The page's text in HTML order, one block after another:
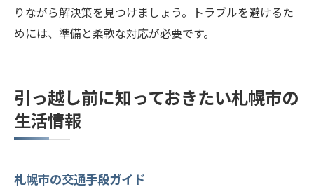
りながら解決策を見つけましょう。トラブルを避けるた
めには、準備と柔軟な対応が必要です。
引っ越し前に知っておきたい札幌市の
生活情報
札幌市の交通手段ガイド